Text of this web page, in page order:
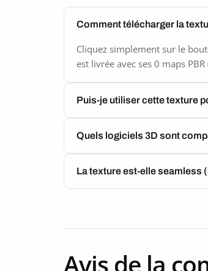
Comment télécharger la
Cliquez simplement sur le
est livrée avec ses 0 maps
Puis-je utiliser cette texture
Quels logiciels 3D sont
La texture est-elle seamless
Avis de la